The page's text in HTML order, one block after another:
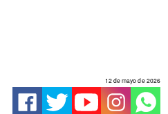
12 de mayo de 2026